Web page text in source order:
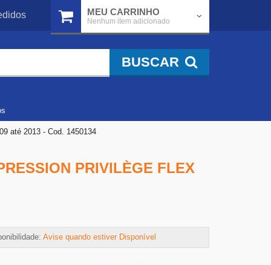
MEU CARRINHO
Nenhum item adicionado
BUSCAR
até 2013 - Cod. 1450134
PRIVILÈGE FLEX
Avise quando estiver Disponível